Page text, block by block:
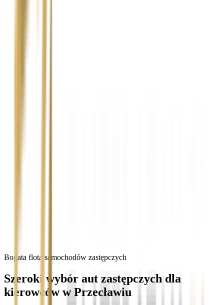
Bogata flota samochodów zastępczych
Szeroki wybór aut zastępczych dla
kierowców w Przecławiu